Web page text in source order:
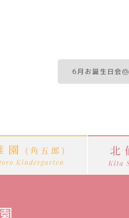
6月お誕生日会🎂